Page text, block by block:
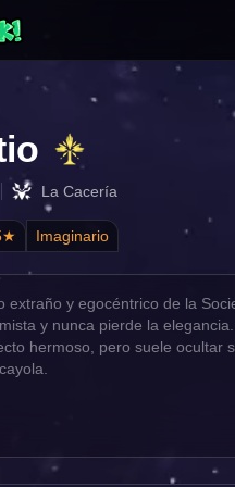
La Cacería
Imaginario
extraño y egocéntrico de la
y nunca pierde la elegancia.
hermoso, pero suele ocultar